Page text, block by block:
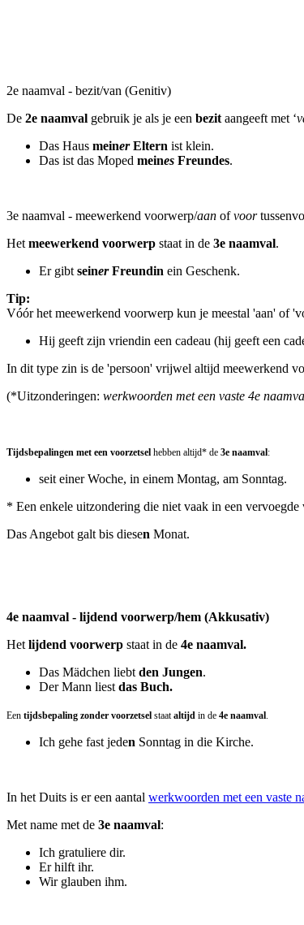
2e naamval - bezit/van (Genitiv)
De 2e naamval gebruik je als je een bezit aangeeft met ‘
Das Haus meinerEltern ist klein.
Das ist das Moped meines Freundes.
3e naamval - meewerkend voorwerp/aan ofvoor
Het meewerkend voorwerp staat in de 3e naamval.
Er gibt seinerFreundin ein Geschenk.
Tip:
Vóór het meewerkend voorwerp kun je meestal 'aan' of
Hij geeft zijn vriendin een cadeau (hij geeft een
In dit type zin is de 'persoon' vrijwel altijd meewerkend
(*Uitzonderingen: werkwoorden met een vaste 4e
Tijdsbepalingen met een voorzetsel hebben altijd* de 3e naamval:
seit einer Woche, in einem Montag, am Sonntag.
* Een enkele uitzondering die niet vaak in een
Das Angebot galt bis diesen Monat.
4e naamval - lijdend voorwerp/hem (Akkusativ)
Het lijdend voorwerp staat in de 4e naamval.
Das Mädchen liebt den Jungen.
Der Mann liest das Buch.
Een tijdsbepaling zonder voorzetsel staataltijd in de 4e naamval.
Ich gehe fast jeden Sonntag in die Kirche.
In het Duits is er een aantal werkwoorden met een vaste
Met name met de 3e naamval:
Ich gratuliere dir.
Er hilft ihr.
Wir glauben ihm.